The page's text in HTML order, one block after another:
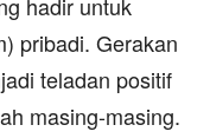
pribadi. Gerakan
teladan positif
masing-masing.